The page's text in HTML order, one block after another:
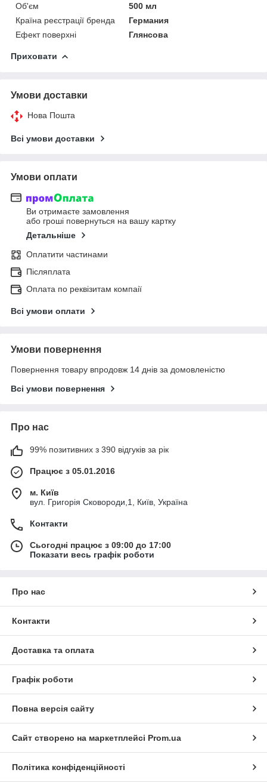
Об'єм
500 мл
Країна реєстрації бренда
Германия
Ефект поверхні
Глянсова
Приховати
Умови доставки
Нова Пошта
Всі умови доставки
Умови оплати
Ви отримаєте замовлення
або гроші повернуться на вашу картку
Детальніше
Оплатити частинами
Післяплата
Оплата по реквізитам компаії
Всі умови оплати
Умови повернення
Повернення товару впродовж 14 днів за домовленістю
Всі умови повернення
Про нас
99% позитивних з 390 відгуків за рік
Працює з 05.01.2016
м. Київ
вул. Григорія Сковороди,1, Київ, Україна
Контакти
Сьогодні працює з 09:00 до 17:00
Показати весь графік роботи
Про нас
Контакти
Доставка та оплата
Графік роботи
Повна версія сайту
Сайт створено на маркетплейсі Prom.ua
Політика конфіденційності